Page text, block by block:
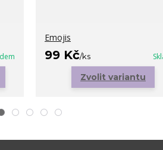
Emojis
99 Kč/ks
Zvolit variantu